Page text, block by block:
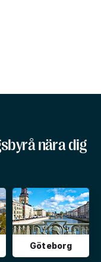
nära dig
Göteborg